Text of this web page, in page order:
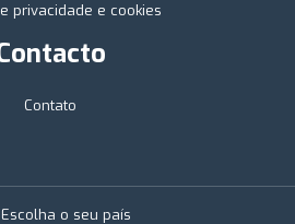
privacidade e cookies
Contato
Escolha o seu país